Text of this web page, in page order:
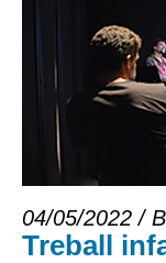
04/05/2022 /
Treball